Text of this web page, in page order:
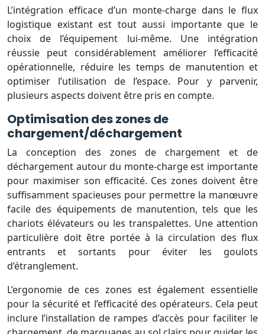
L’intégration efficace d’un monte-charge dans le flux
logistique existant est tout aussi importante que le
choix de l’équipement lui-même. Une intégration
réussie peut considérablement améliorer l’efficacité
opérationnelle, réduire les temps de manutention et
optimiser l’utilisation de l’espace. Pour y parvenir,
plusieurs aspects doivent être pris en compte.
Optimisation des zones de
chargement/déchargement
La conception des zones de chargement et de
déchargement autour du monte-charge est importante
pour maximiser son efficacité. Ces zones doivent être
suffisamment spacieuses pour permettre la manœuvre
facile des équipements de manutention, tels que les
chariots élévateurs ou les transpalettes. Une attention
particulière doit être portée à la circulation des flux
entrants et sortants pour éviter les goulots
d’étranglement.
L’ergonomie de ces zones est également essentielle
pour la sécurité et l’efficacité des opérateurs. Cela peut
inclure l’installation de rampes d’accès pour faciliter le